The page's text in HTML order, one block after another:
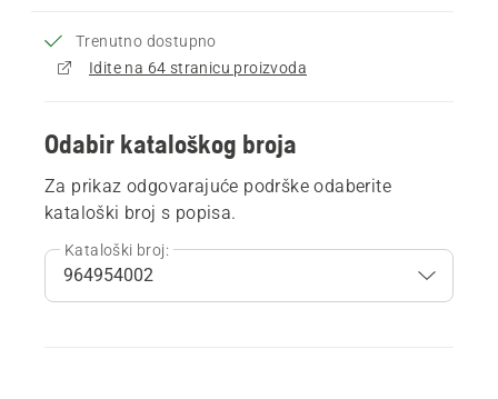
Trenutno dostupno
Idite na 64 stranicu proizvoda
Odabir kataloškog broja
Za prikaz odgovarajuće podrške odaberite
kataloški broj s popisa.
Kataloški broj: